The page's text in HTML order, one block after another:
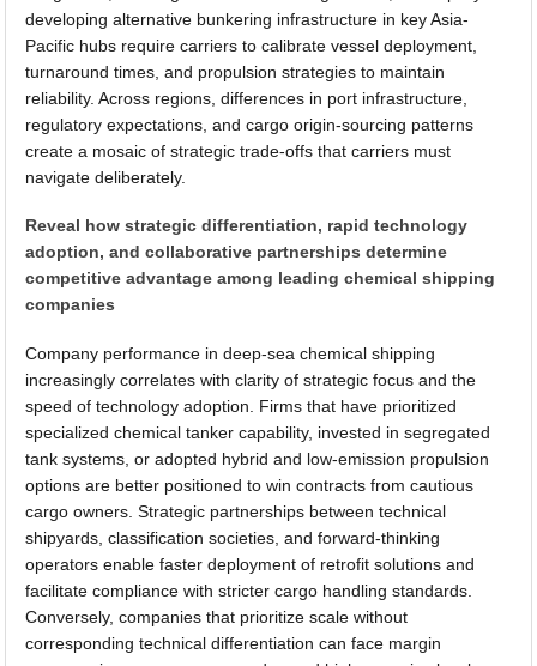
developing alternative bunkering infrastructure in key Asia-
Pacific hubs require carriers to calibrate vessel deployment,
turnaround times, and propulsion strategies to maintain
reliability. Across regions, differences in port infrastructure,
regulatory expectations, and cargo origin-sourcing patterns
create a mosaic of strategic trade-offs that carriers must
navigate deliberately.
Reveal how strategic differentiation, rapid technology
adoption, and collaborative partnerships determine
competitive advantage among leading chemical shipping
companies
Company performance in deep-sea chemical shipping
increasingly correlates with clarity of strategic focus and the
speed of technology adoption. Firms that have prioritized
specialized chemical tanker capability, invested in segregated
tank systems, or adopted hybrid and low-emission propulsion
options are better positioned to win contracts from cautious
cargo owners. Strategic partnerships between technical
shipyards, classification societies, and forward-thinking
operators enable faster deployment of retrofit solutions and
facilitate compliance with stricter cargo handling standards.
Conversely, companies that prioritize scale without
corresponding technical differentiation can face margin